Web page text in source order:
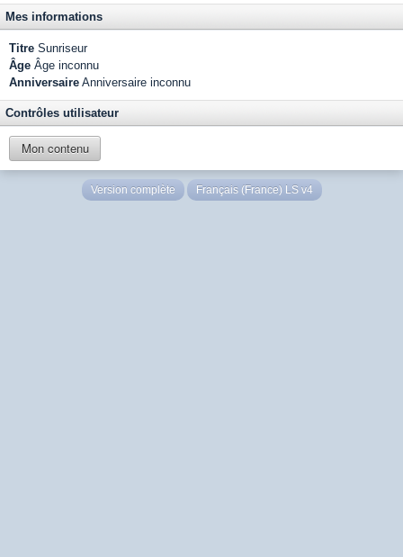
Mes informations
Titre Sunriseur
Âge Âge inconnu
Anniversaire Anniversaire inconnu
Contrôles utilisateur
Mon contenu
Version complète Français (France) LS v4